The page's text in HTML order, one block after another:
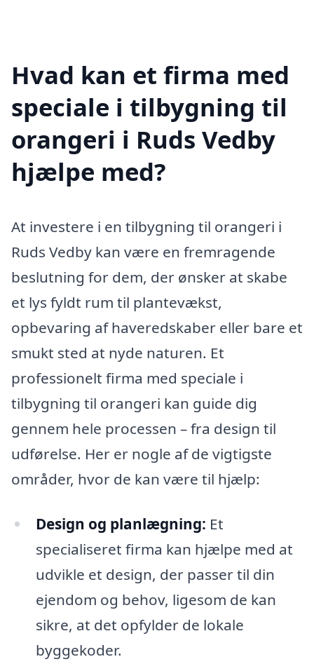
Hvad kan et firma med
speciale i tilbygning til
orangeri i Ruds Vedby
hjælpe med?
At investere i en tilbygning til orangeri i
Ruds Vedby kan være en fremragende
beslutning for dem, der ønsker at skabe
et lys fyldt rum til plantevækst,
opbevaring af haveredskaber eller bare et
smukt sted at nyde naturen. Et
professionelt firma med speciale i
tilbygning til orangeri kan guide dig
gennem hele processen – fra design til
udførelse. Her er nogle af de vigtigste
områder, hvor de kan være til hjælp:
Design og planlægning: Et
specialiseret firma kan hjælpe med at
udvikle et design, der passer til din
ejendom og behov, ligesom de kan
sikre, at det opfylder de lokale
byggekoder.